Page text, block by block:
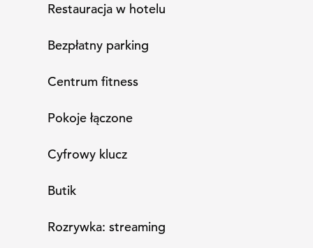
Restauracja w hotelu
Bezpłatny parking
Centrum fitness
Pokoje łączone
Cyfrowy klucz
Butik
Rozrywka: streaming